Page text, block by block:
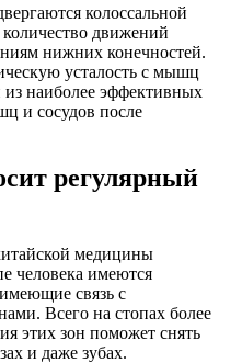
колоссальной
движений
нижних конечностей.
усталость с мышц
наиболее эффективных
и сосудов после
регулярный
медицины
человека имеются
связь с
Всего на стопах более
этих зон поможет снять
и даже зубах.